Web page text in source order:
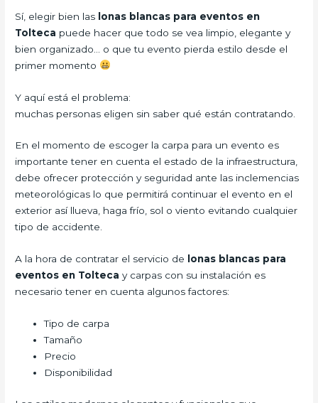
Sí, elegir bien las lonas blancas para eventos en
Tolteca puede hacer que todo se vea limpio, elegante y
bien organizado… o que tu evento pierda estilo desde el
primer momento
Y aquí está el problema:
muchas personas eligen sin saber qué están contratando.
En el momento de escoger la carpa para un evento es
importante tener en cuenta el estado de la infraestructura,
debe ofrecer protección y seguridad ante las inclemencias
meteorológicas lo que permitirá continuar el evento en el
exterior así llueva, haga frío, sol o viento evitando cualquier
tipo de accidente.
A la hora de contratar el servicio de
lonas blancas para
eventos en Tolteca y carpas con su instalación es
necesario tener en cuenta algunos factores:
Tipo de carpa
Tamaño
Precio
Disponibilidad